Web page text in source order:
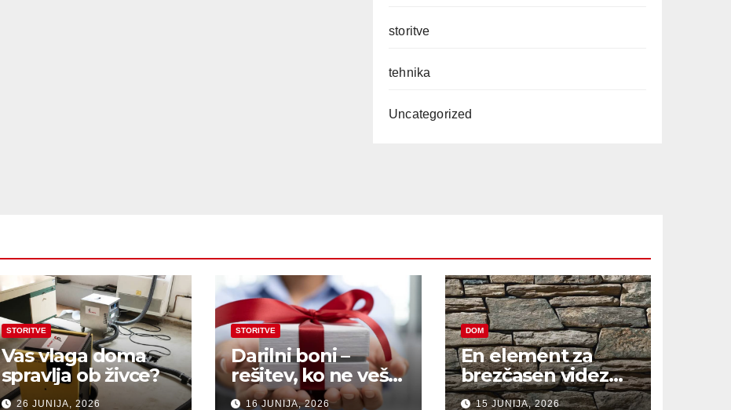
storitve
tehnika
Uncategorized
STORITVE
Vas vlaga doma
spravlja ob živce?
26 JUNIJA, 2026
STORITVE
Darilni boni –
rešitev, ko ne veš,
kaj pokloniti
16 JUNIJA, 2026
DOM
En element za
brezčasen videz
hiše
15 JUNIJA, 2026